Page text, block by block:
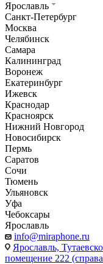
Ярославль
Санкт-Петербург
Москва
Челябинск
Самара
Калининград
Воронеж
Екатеринбург
Ижевск
Краснодар
Красноярск
Нижний Новгород
Новосибирск
Пермь
Саратов
Сочи
Тюмень
Ульяновск
Уфа
Чебоксары
Ярославль
info@miraphone.ru
Ярославль,
помещение 222